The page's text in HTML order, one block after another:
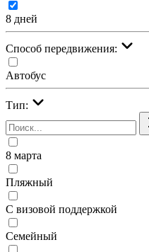
8 дней
Cпособ передвижения:
Автобус
Тип:
8 марта
Пляжный
С визовой поддержкой
Семейный